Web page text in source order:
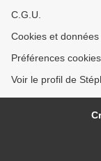
C.G.U.
Cookies et
Préférences cookies
Voir le profil de